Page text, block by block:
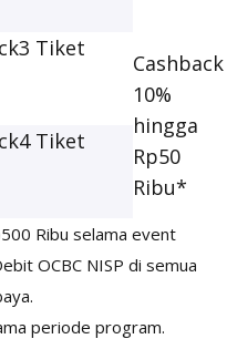
3 Tiket
Cashback
10%
hingga
Rp50
Ribu*
4 Tiket
Ribu selama event
OCBC NISP di semua
periode program.